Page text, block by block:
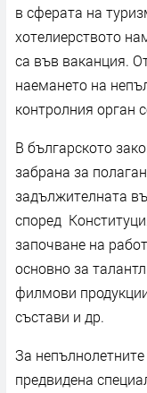
в сферата на
хотелиерството
са във ваканция.
наемането на
контролния орган
В българското
забрана за
задължителната
според
започване на
основно за
филмови
състави и др.
За
предвидена